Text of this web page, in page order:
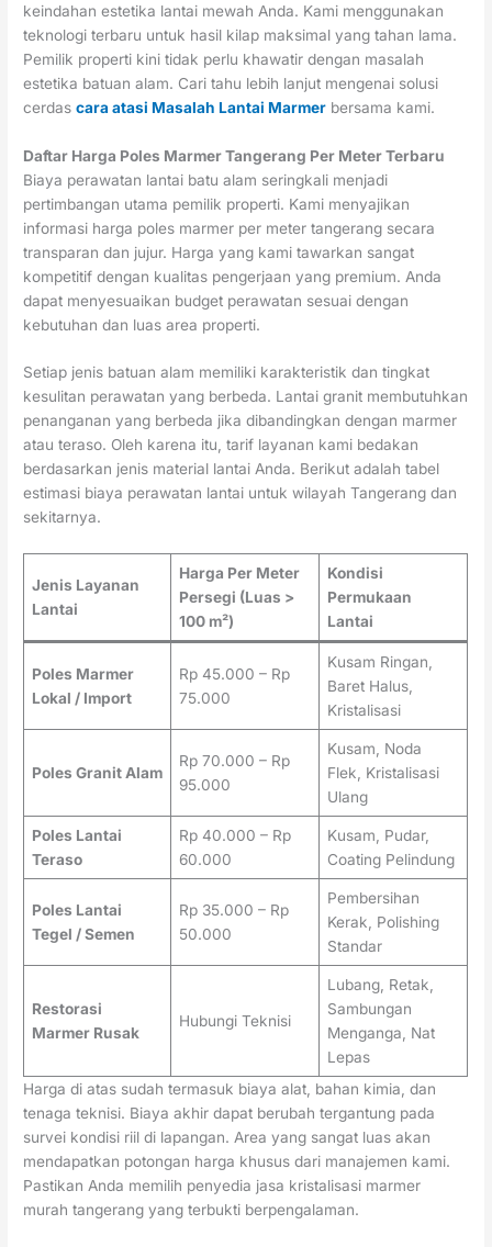
keindahan estetika lantai mewah Anda. Kami menggunakan
teknologi terbaru untuk hasil kilap maksimal yang tahan lama.
Pemilik properti kini tidak perlu khawatir dengan masalah
estetika batuan alam. Cari tahu lebih lanjut mengenai solusi
cerdascara atasi Masalah Lantai Marmer bersama kami.
Daftar Harga Poles Marmer Tangerang Per Meter Terbaru
Biaya perawatan lantai batu alam seringkali menjadi
pertimbangan utama pemilik properti. Kami menyajikan
informasi harga poles marmer per meter tangerang secara
transparan dan jujur. Harga yang kami tawarkan sangat
kompetitif dengan kualitas pengerjaan yang premium. Anda
dapat menyesuaikan budget perawatan sesuai dengan
kebutuhan dan luas area properti.
Setiap jenis batuan alam memiliki karakteristik dan tingkat
kesulitan perawatan yang berbeda. Lantai granit membutuhkan
penanganan yang berbeda jika dibandingkan dengan marmer
atau teraso. Oleh karena itu, tarif layanan kami bedakan
berdasarkan jenis material lantai Anda. Berikut adalah tabel
estimasi biaya perawatan lantai untuk wilayah Tangerang dan
sekitarnya.
Jenis Layanan
Lantai
Harga Per Meter
Persegi (Luas >
100 m²)
Kondisi
Permukaan
Lantai
Poles Marmer
Lokal / Import
Rp 45.000 – Rp
75.000
Kusam Ringan,
Baret Halus,
Kristalisasi
Poles Granit Alam
Rp 70.000 – Rp
95.000
Kusam, Noda
Flek, Kristalisasi
Ulang
Poles Lantai
Teraso
Rp 40.000 – Rp
60.000
Kusam, Pudar,
Coating Pelindung
Poles Lantai
Tegel / Semen
Rp 35.000 – Rp
50.000
Pembersihan
Kerak, Polishing
Standar
Restorasi
Marmer Rusak
Hubungi Teknisi
Lubang, Retak,
Sambungan
Menganga, Nat
Lepas
Harga di atas sudah termasuk biaya alat, bahan kimia, dan
tenaga teknisi. Biaya akhir dapat berubah tergantung pada
survei kondisi riil di lapangan. Area yang sangat luas akan
mendapatkan potongan harga khusus dari manajemen kami.
Pastikan Anda memilih penyedia jasa kristalisasi marmer
murah tangerang yang terbukti berpengalaman.